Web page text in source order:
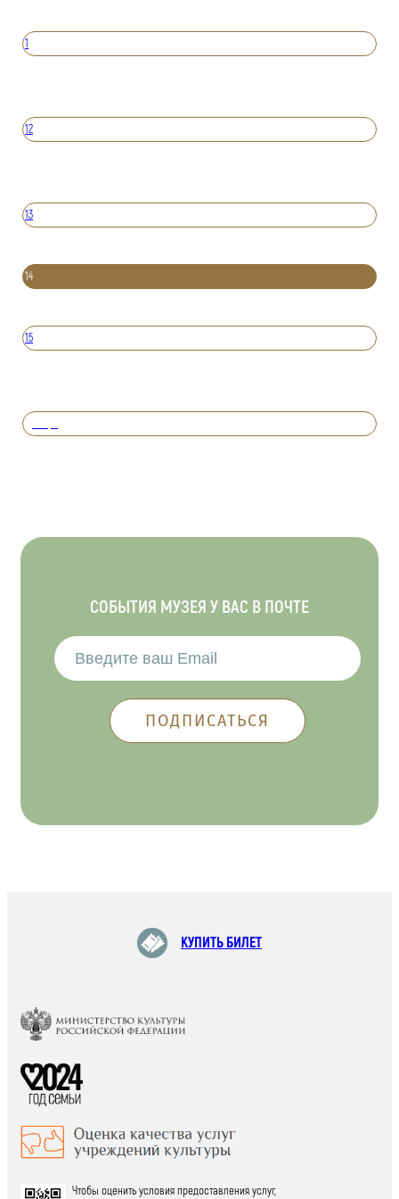
1
12
13
14
15
СОБЫТИЯ МУЗЕЯ У ВАС В ПОЧТЕ
КУПИТЬ БИЛЕТ
Чтобы оценить условия предоставления услуг,